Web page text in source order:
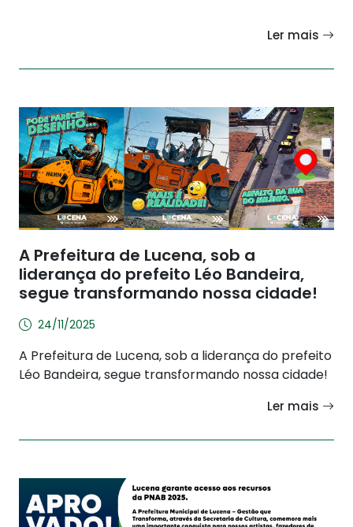
Ler mais
A Prefeitura de Lucena, sob a
liderança do prefeito Léo Bandeira,
segue transformando nossa cidade!
24/11/2025
A Prefeitura de Lucena, sob a liderança do prefeito
Léo Bandeira, segue transformando nossa cidade!
Ler mais